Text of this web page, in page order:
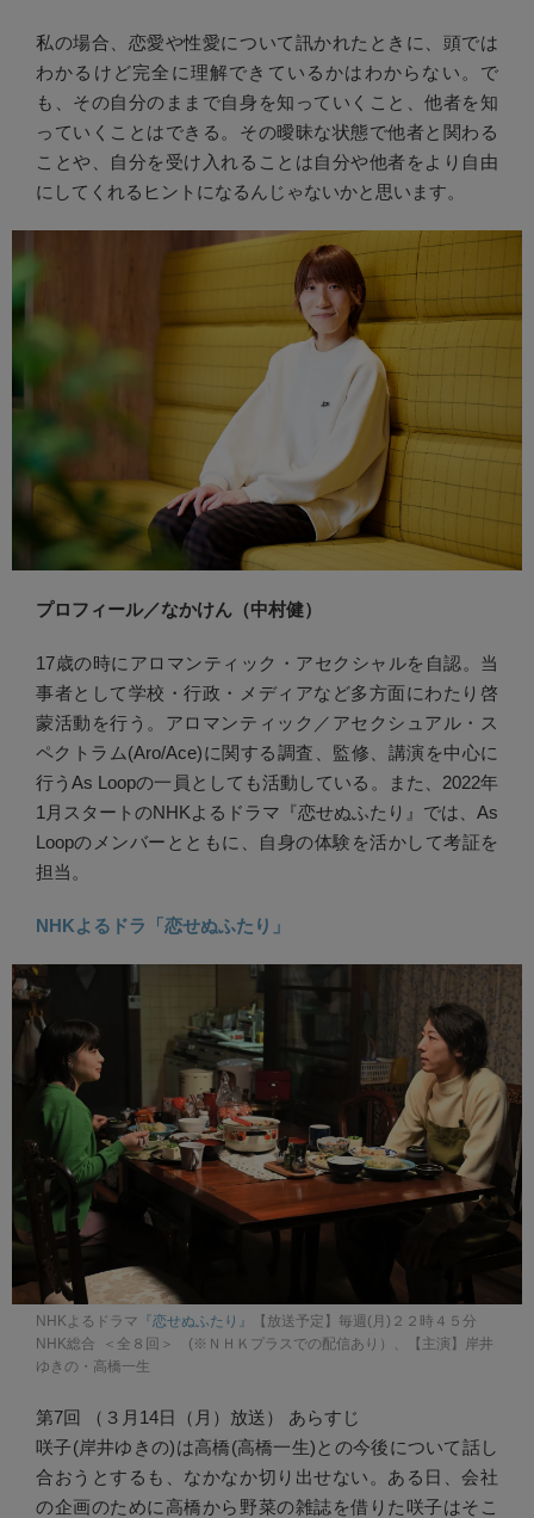
私の場合、恋愛や性愛について訊かれたときに、頭では
わかるけど完全に理解できているかはわからない。で
も、その自分のままで自身を知っていくこと、他者を知
っていくことはできる。その曖昧な状態で他者と関わる
ことや、自分を受け入れることは自分や他者をより自由
にしてくれるヒントになるんじゃないかと思います。
プロフィール／なかけん（中村健）
17歳の時にアロマンティック・アセクシャルを自認。当
事者として学校・行政・メディアなど多方面にわたり啓
蒙活動を行う。アロマンティック／アセクシュアル・ス
ペクトラム(Aro/Ace)に関する調査、監修、講演を中心に
行うAs Loopの一員としても活動している。また、2022年
1月スタートのNHKよるドラマ『恋せぬふたり』では、As
Loopのメンバーとともに、自身の体験を活かして考証を
担当。
NHKよるドラ「恋せぬふたり」
NHKよるドラマ 『恋せぬふたり』
【放送予定】毎週(月)２２時４５分
NHK総合 ＜全８回＞ (※ＮＨＫプラスでの配信あり）、【主演】岸井
ゆきの・高橋一生
第7回 （３月14日（月）放送） あらすじ
咲子(岸井ゆきの)は高橋(高橋一生)との今後について話し
合おうとするも、なかなか切り出せない。ある日、会社
の企画のために高橋から野菜の雑誌を借りた咲子はそこ